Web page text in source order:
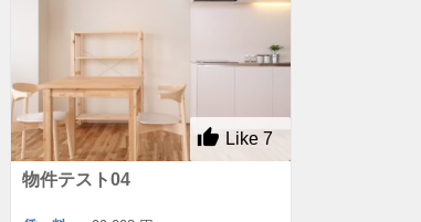
Like 7
物件テスト04